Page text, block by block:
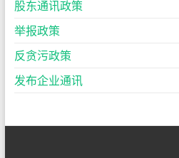
股东通讯政策
举报政策
反贪污政策
发布企业通讯